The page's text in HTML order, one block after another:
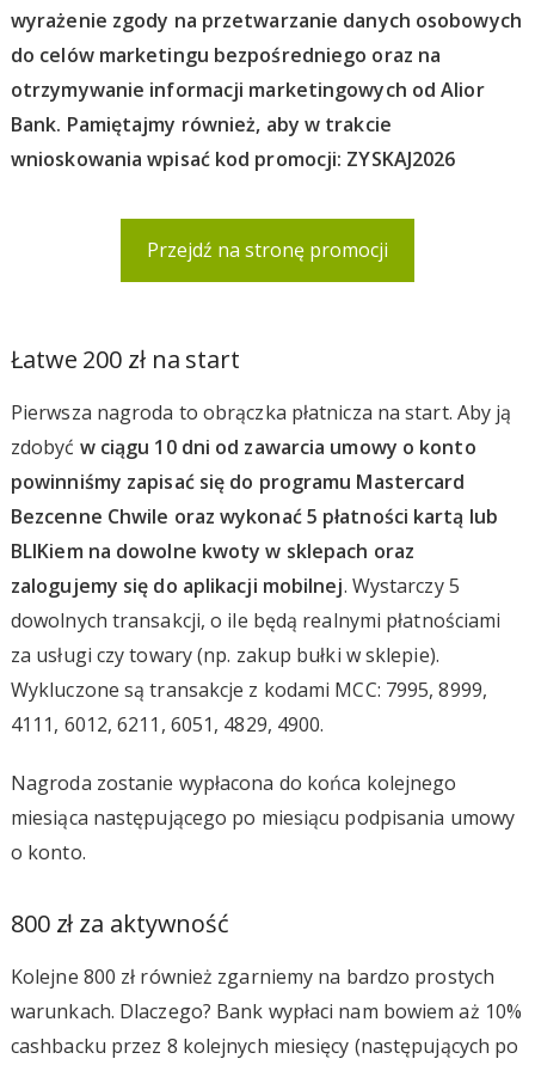
wyrażenie zgody na przetwarzanie danych osobowych
do celów marketingu bezpośredniego oraz na
otrzymywanie informacji marketingowych od Alior
Bank. Pamiętajmy również, aby w trakcie
wnioskowania wpisać kod promocji: ZYSKAJ2026
Przejdź na stronę promocji
Łatwe 200 zł na start
Pierwsza nagroda to obrączka płatnicza na start. Aby ją
zdobyć w ciągu 10 dni od zawarcia umowy o konto
powinniśmy zapisać się do programu Mastercard
Bezcenne Chwile oraz wykonać 5 płatności kartą lub
BLIKiem na dowolne kwoty w sklepach oraz
zalogujemy się do aplikacji mobilnej. Wystarczy 5
dowolnych transakcji, o ile będą realnymi płatnościami
za usługi czy towary (np. zakup bułki w sklepie).
Wykluczone są transakcje z kodami MCC: 7995, 8999,
4111, 6012, 6211, 6051, 4829, 4900.
Nagroda zostanie wypłacona do końca kolejnego
miesiąca następującego po miesiącu podpisania umowy
o konto.
800 zł za aktywność
Kolejne 800 zł również zgarniemy na bardzo prostych
warunkach. Dlaczego? Bank wypłaci nam bowiem aż 10%
cashbacku przez 8 kolejnych miesięcy (następujących po